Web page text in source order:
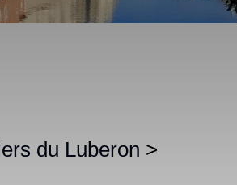
du Luberon >